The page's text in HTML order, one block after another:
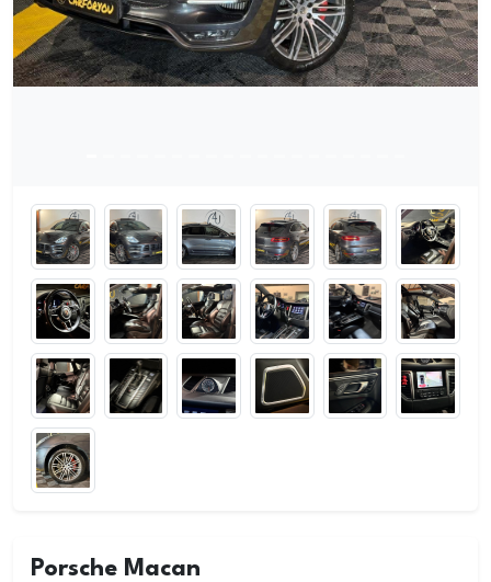
Porsche Macan